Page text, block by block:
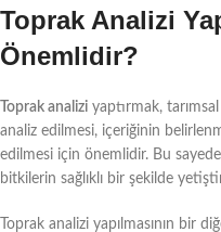
Toprak Analizi
Önemlidir?
Toprak analizi yaptırmak,
analiz edilmesi, içeriğinin
edilmesi için önemlidir. Bu
bitkilerin sağlıklı bir şekilde
Toprak analizi yapılmasının bir